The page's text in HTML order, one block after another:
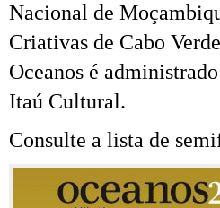
Nacional de
Criativas de Cabo
Oceanos é
Itaú Cultural.
Consulte a lista de